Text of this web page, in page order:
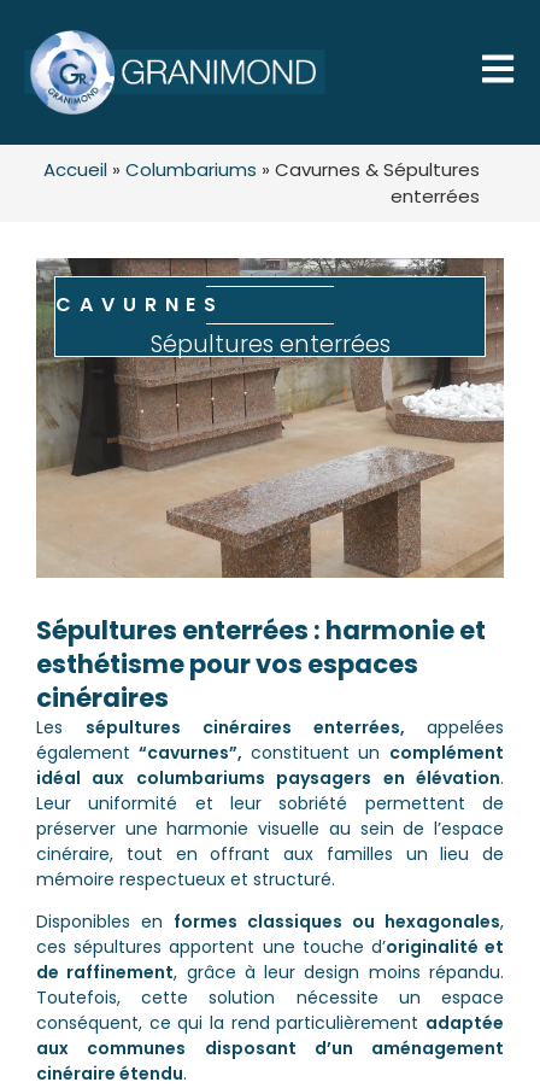
Accueil » Columbariums » Cavurnes & Sépultures
enterrées
CAVURNES
Sépultures enterrées
Sépultures enterrées : harmonie et
esthétisme pour vos espaces
cinéraires
Les sépultures cinéraires enterrées, appelées
également “cavurnes”, constituent un complément
idéal aux columbariums paysagers en élévation.
Leur uniformité et leur sobriété permettent de
préserver une harmonie visuelle au sein de l’espace
cinéraire, tout en offrant aux familles un lieu de
mémoire respectueux et structuré.
Disponibles en formes classiques ou hexagonales,
ces sépultures apportent une touche d’originalité et
de raffinement, grâce à leur design moins répandu.
Toutefois, cette solution nécessite un espace
conséquent, ce qui la rend particulièrement adaptée
aux communes disposant d’un aménagement
cinéraire étendu.